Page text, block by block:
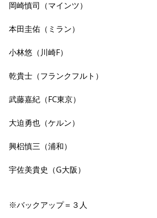
岡崎慎司（マインツ）
本田圭佑（ミラン）
小林悠（川崎F）
乾貴士（フランクフルト）
武藤嘉紀（FC東京）
大迫勇也（ケルン）
興梠慎三（浦和）
宇佐美貴史（G大阪）
※バックアップ＝３人